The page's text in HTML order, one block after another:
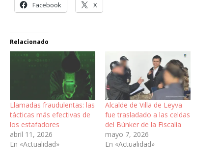
Facebook X
Relacionado
Llamadas fraudulentas: las
tácticas más efectivas de
los estafadores
abril 11, 2026
En «Actualidad»
Alcalde de Villa de Leyva
fue trasladado a las celdas
del Búnker de la Fiscalía
mayo 7, 2026
En «Actualidad»